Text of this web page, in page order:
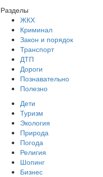
Разделы
ЖКХ
Криминал
Закон и порядок
Транспорт
ДТП
Дороги
Познавательно
Полезно
Дети
Туризм
Экология
Природа
Погода
Религия
Шопинг
Бизнес